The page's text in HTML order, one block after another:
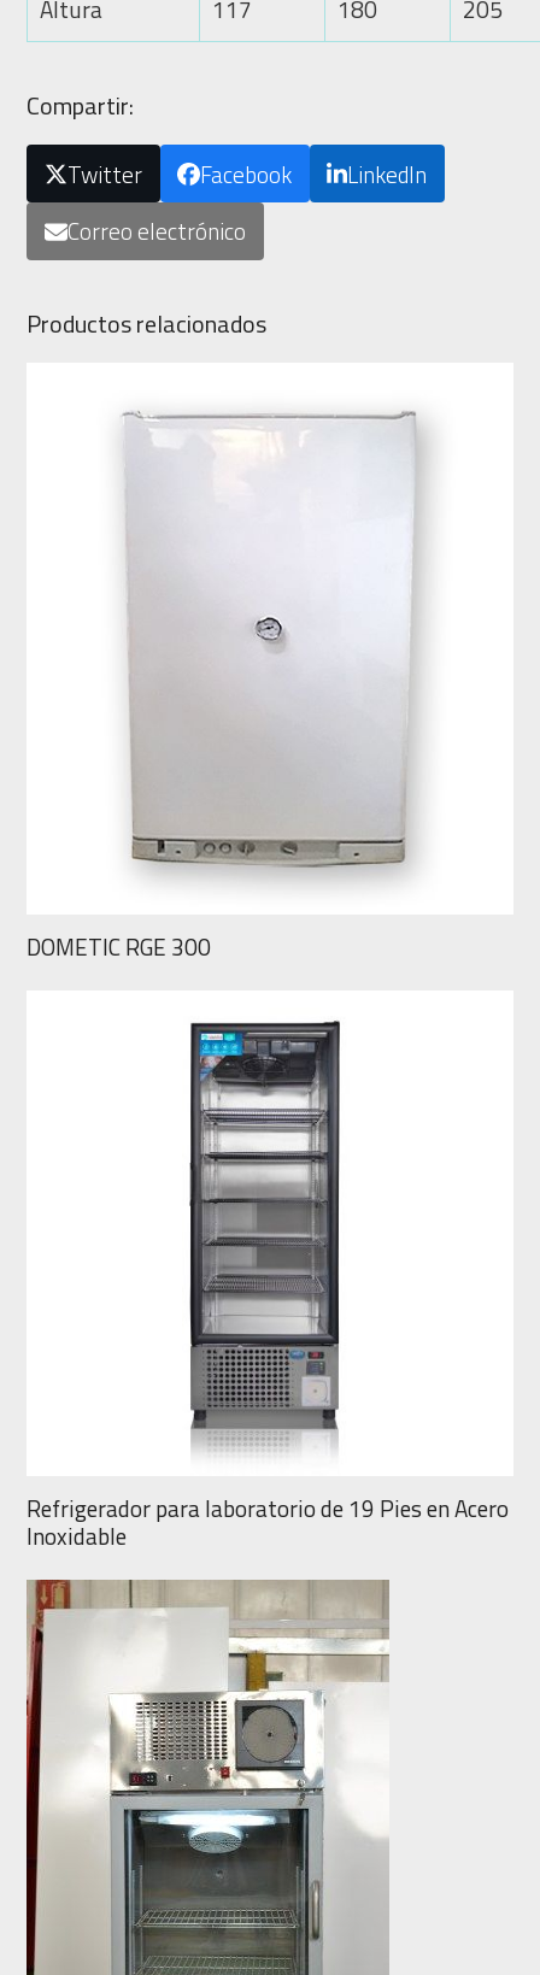
Altura 117 180 205
Compartir:
Twitter Facebook
LinkedIn
Correo electrónico
Productos relacionados
DOMETIC RGE 300
Refrigerador para laboratorio de 19 Pies en Acero
Inoxidable